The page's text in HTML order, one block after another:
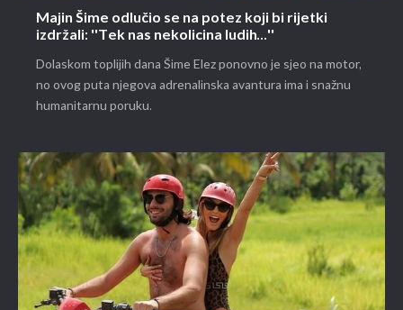
Majin Šime odlučio se na potez koji bi rijetki
izdržali: ''Tek nas nekolicina ludih...''
Dolaskom toplijih dana Šime Elez ponovno je sjeo na motor,
no ovog puta njegova adrenalinska avantura ima i snažnu
humanitarnu poruku.